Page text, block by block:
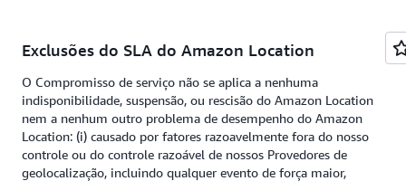
Exclusões do SLA do Amazon Location
O Compromisso de serviço não se aplica a nenhuma
indisponibilidade, suspensão, ou rescisão do Amazon Location
nem a nenhum outro problema de desempenho do Amazon
Location: (i) causado por fatores razoavelmente fora do nosso
controle ou do controle razoável de nossos Provedores de
geolocalização, incluindo qualquer evento de força maior,